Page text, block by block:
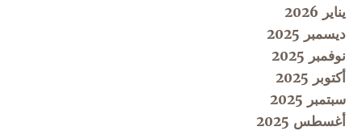
يناير 2026
ديسمبر 2025
نوفمبر 2025
أكتوبر 2025
سبتمبر 2025
أغسطس 2025